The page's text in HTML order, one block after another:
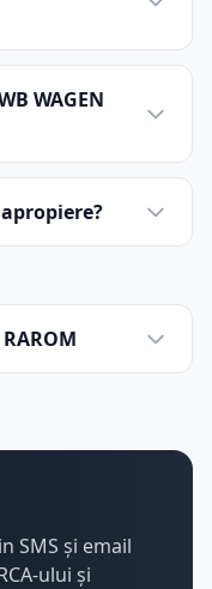
WAGEN
SMS și email
ului și